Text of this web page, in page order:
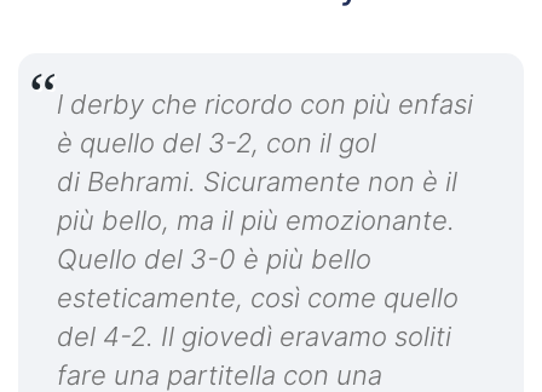
l derby che ricordo con più enfasi
è quello del 3-2, con il gol
di Behrami. Sicuramente non è il
più bello, ma il più emozionante.
Quello del 3-0 è più bello
esteticamente, così come quello
del 4-2. Il giovedì eravamo soliti
fare una partitella con una